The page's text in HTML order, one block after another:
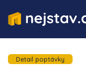
Detail poptávky